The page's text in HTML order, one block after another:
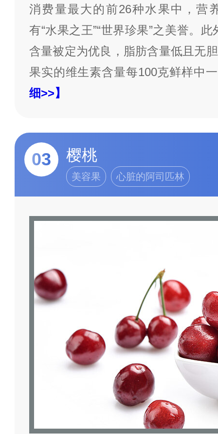
消费量最大的前26种水果中，营
有“水果之王”“世界珍果”之美誉。
含量被定为优良，脂肪含量低且无
果实的维生素含量每100克鲜样中一
细>>】
03 樱桃
美容果 心脏的阿司匹林